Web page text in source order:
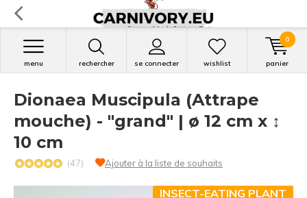
rechercher se connecter
menu wishlist panier
0
Dionaea Muscipula (Attrape
mouche) - "grand" | ø 12 cm x ↕
10 cm
(47) Ajouter à la liste de souhaits
INSECT-EATING PLANT